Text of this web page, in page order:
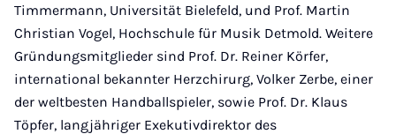
Timmermann, Universität Bielefeld, und Prof. Martin
Christian Vogel, Hochschule für Musik Detmold. Weitere
Gründungsmitglieder sind Prof. Dr. Reiner Körfer,
international bekannter Herzchirurg, Volker Zerbe, einer
der weltbesten Handballspieler, sowie Prof. Dr. Klaus
Töpfer, langjähriger Exekutivdirektor des